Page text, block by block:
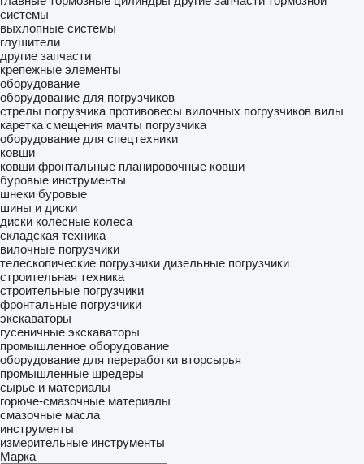
системы
выхлопные системы
глушители
другие запчасти
крепежные элементы
оборудование
оборудование для погрузчиков
стрелы погрузчика противовесы вилочных погрузчиков вилы
каретка смещения мачты погрузчика
оборудование для спецтехники
ковши
ковши фронтальные планировочные ковши
буровые инструменты
шнеки буровые
шины и диски
диски колесные колеса
складская техника
вилочные погрузчики
телескопические погрузчики дизельные погрузчики
строительная техника
строительные погрузчики
фронтальные погрузчики
экскаваторы
гусеничные экскаваторы
промышленное оборудование
оборудование для переработки вторсырья
промышленные шредеры
сырье и материалы
горюче-смазочные материалы
смазочные масла
инструменты
измерительные инструменты
Марка